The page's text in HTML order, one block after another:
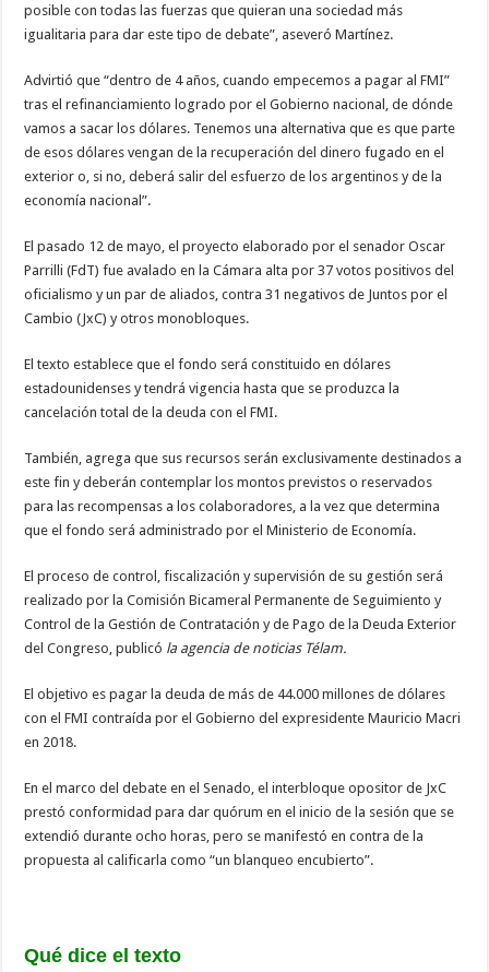
posible con todas las fuerzas que quieran una sociedad más
igualitaria para dar este tipo de debate”, aseveró Martínez.
Advirtió que “dentro de 4 años, cuando empecemos a pagar al FMI”
tras el refinanciamiento logrado por el Gobierno nacional, de dónde
vamos a sacar los dólares. Tenemos una alternativa que es que parte
de esos dólares vengan de la recuperación del dinero fugado en el
exterior o, si no, deberá salir del esfuerzo de los argentinos y de la
economía nacional”.
El pasado 12 de mayo, el proyecto elaborado por el senador Oscar
Parrilli (FdT) fue avalado en la Cámara alta por 37 votos positivos del
oficialismo y un par de aliados, contra 31 negativos de Juntos por el
Cambio (JxC) y otros monobloques.
El texto establece que el fondo será constituido en dólares
estadounidenses y tendrá vigencia hasta que se produzca la
cancelación total de la deuda con el FMI.
También, agrega que sus recursos serán exclusivamente destinados a
este fin y deberán contemplar los montos previstos o reservados
para las recompensas a los colaboradores, a la vez que determina
que el fondo será administrado por el Ministerio de Economía.
El proceso de control, fiscalización y supervisión de su gestión será
realizado por la Comisión Bicameral Permanente de Seguimiento y
Control de la Gestión de Contratación y de Pago de la Deuda Exterior
del Congreso, publicó la agencia de noticias Télam.
El objetivo es pagar la deuda de más de 44.000 millones de dólares
con el FMI contraída por el Gobierno del expresidente Mauricio Macri
en 2018.
En el marco del debate en el Senado, el interbloque opositor de JxC
prestó conformidad para dar quórum en el inicio de la sesión que se
extendió durante ocho horas, pero se manifestó en contra de la
propuesta al calificarla como “un blanqueo encubierto”.
Qué dice el texto